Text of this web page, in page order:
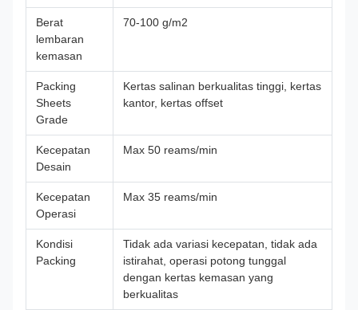
Berat
lembaran
kemasan
70-100 g/m2
Packing
Sheets
Grade
Kertas salinan berkualitas tinggi, kertas
kantor, kertas offset
Kecepatan
Desain
Max 50 reams/min
Kecepatan
Operasi
Max 35 reams/min
Kondisi
Packing
Tidak ada variasi kecepatan, tidak ada
istirahat, operasi potong tunggal
dengan kertas kemasan yang
berkualitas